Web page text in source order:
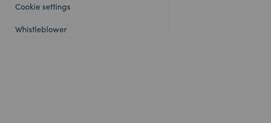
Cookie settings
Whistleblower